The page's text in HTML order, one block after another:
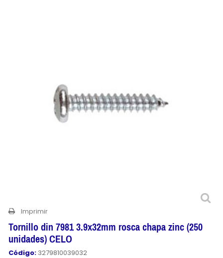
Imprimir
Tornillo din 7981 3.9x32mm rosca chapa zinc (250
unidades) CELO
Código: 3279810039032